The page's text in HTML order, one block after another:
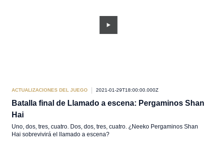
ACTUALIZACIONES DEL JUEGO 2021-01-29T18:00:00.000Z
Batalla final de Llamado a escena: Pergaminos Shan
Hai
Uno, dos, tres, cuatro. Dos, dos, tres, cuatro. ¿Neeko Pergaminos Shan
Hai sobrevivirá el llamado a escena?